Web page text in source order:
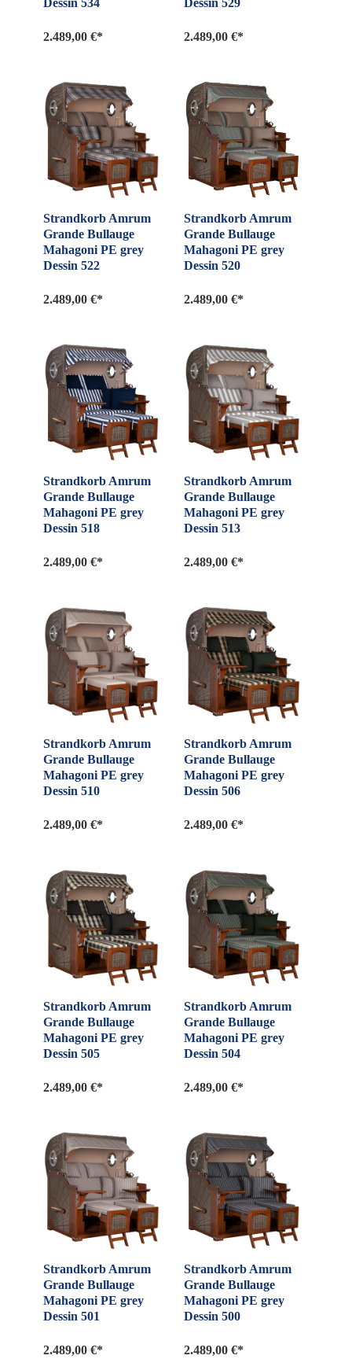
Dessin 534
2.489,00 €*
Dessin 529
2.489,00 €*
Strandkorb Amrum
Grande Bullauge
Mahagoni PE grey
Dessin 522
2.489,00 €*
Strandkorb Amrum
Grande Bullauge
Mahagoni PE grey
Dessin 520
2.489,00 €*
Strandkorb Amrum
Grande Bullauge
Mahagoni PE grey
Dessin 518
2.489,00 €*
Strandkorb Amrum
Grande Bullauge
Mahagoni PE grey
Dessin 513
2.489,00 €*
Strandkorb Amrum
Grande Bullauge
Mahagoni PE grey
Dessin 510
2.489,00 €*
Strandkorb Amrum
Grande Bullauge
Mahagoni PE grey
Dessin 506
2.489,00 €*
Strandkorb Amrum
Grande Bullauge
Mahagoni PE grey
Dessin 505
2.489,00 €*
Strandkorb Amrum
Grande Bullauge
Mahagoni PE grey
Dessin 504
2.489,00 €*
Strandkorb Amrum
Grande Bullauge
Mahagoni PE grey
Dessin 501
2.489,00 €*
Strandkorb Amrum
Grande Bullauge
Mahagoni PE grey
Dessin 500
2.489,00 €*